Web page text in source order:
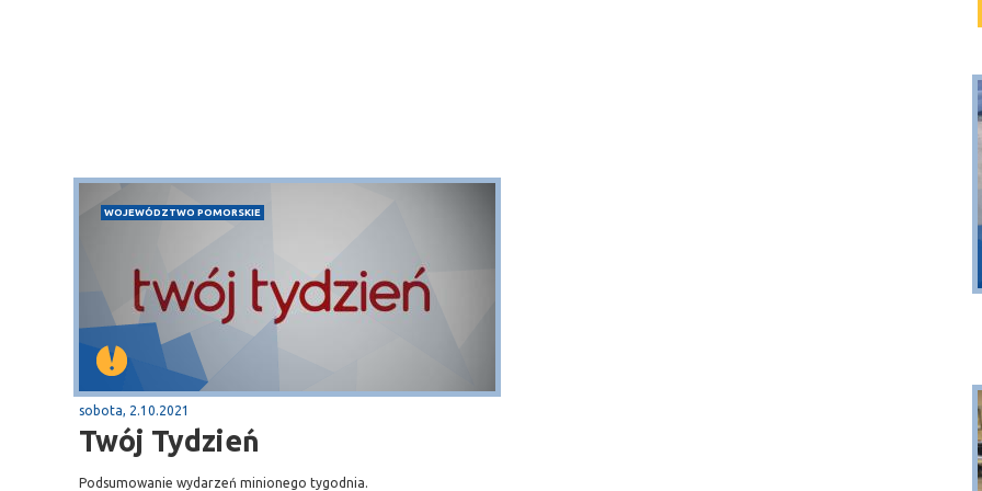
WOJEWÓDZTWO POMORSKIE
sobota, 2.10.2021
Twój Tydzień
Podsumowanie wydarzeń minionego tygodnia.